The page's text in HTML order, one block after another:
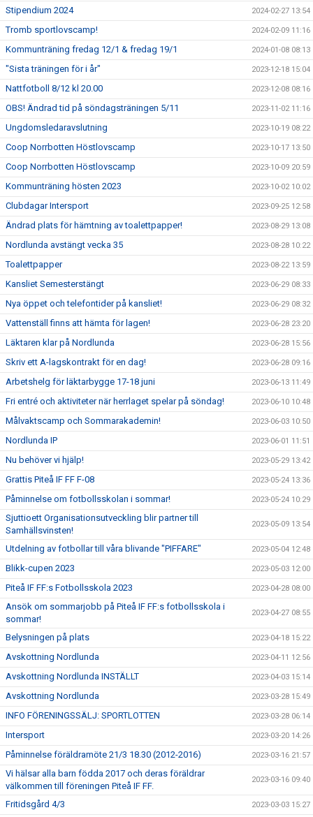
Stipendium 2024 2024-02-27 13:54
Tromb sportlovscamp! 2024-02-09 11:16
Kommunträning fredag 12/1 & fredag 19/1 2024-01-08 08:13
"Sista träningen för i år" 2023-12-18 15:04
Nattfotboll 8/12 kl 20.00 2023-12-08 08:16
OBS! Ändrad tid på söndagsträningen 5/11 2023-11-02 11:16
Ungdomsledaravslutning 2023-10-19 08:22
Coop Norrbotten Höstlovscamp 2023-10-17 13:50
Coop Norrbotten Höstlovscamp 2023-10-09 20:59
Kommunträning hösten 2023 2023-10-02 10:02
Clubdagar Intersport 2023-09-25 12:58
Ändrad plats för hämtning av toalettpapper! 2023-08-29 13:08
Nordlunda avstängt vecka 35 2023-08-28 10:22
Toalettpapper 2023-08-22 13:59
Kansliet Semesterstängt 2023-06-29 08:33
Nya öppet och telefontider på kansliet! 2023-06-29 08:32
Vattenställ finns att hämta för lagen! 2023-06-28 23:20
Läktaren klar på Nordlunda 2023-06-28 15:56
Skriv ett A-lagskontrakt för en dag! 2023-06-28 09:16
Arbetshelg för läktarbygge 17-18 juni 2023-06-13 11:49
Fri entré och aktiviteter när herrlaget spelar på söndag! 2023-06-10 10:48
Målvaktscamp och Sommarakademin! 2023-06-03 10:50
Nordlunda IP 2023-06-01 11:51
Nu behöver vi hjälp! 2023-05-29 13:42
Grattis Piteå IF FF F-08 2023-05-24 13:36
Påminnelse om fotbollsskolan i sommar! 2023-05-24 10:29
Sjuttioett Organisationsutveckling blir partner till
Samhällsvinsten!
2023-05-09 13:54
Utdelning av fotbollar till våra blivande "PIFFARE" 2023-05-04 12:48
Blikk-cupen 2023 2023-05-03 12:00
Piteå IF FF:s Fotbollsskola 2023 2023-04-28 08:00
Ansök om sommarjobb på Piteå IF FF:s fotbollsskola i
sommar!
2023-04-27 08:55
Belysningen på plats 2023-04-18 15:22
Avskottning Nordlunda 2023-04-11 12:56
Avskottning Nordlunda INSTÄLLT 2023-04-03 15:14
Avskottning Nordlunda 2023-03-28 15:49
INFO FÖRENINGSSÄLJ: SPORTLOTTEN 2023-03-28 06:14
Intersport 2023-03-20 14:26
Påminnelse föräldramöte 21/3 18.30 (2012-2016) 2023-03-16 21:57
Vi hälsar alla barn födda 2017 och deras föräldrar
välkommen till föreningen Piteå IF FF.
2023-03-16 09:40
Fritidsgård 4/3 2023-03-03 15:27